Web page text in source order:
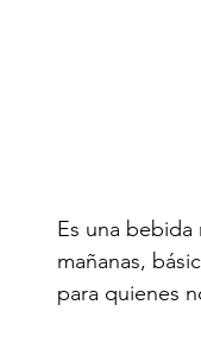
Es una
mañanas,
para quienes